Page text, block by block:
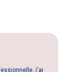
j'ai